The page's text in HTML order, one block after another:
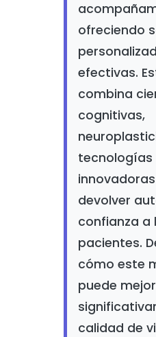
ofreciendo
efectivas.
combina
cognitivas,
tecnologías
devolver
confianza a
pacientes.
cómo este
puede
calidad de